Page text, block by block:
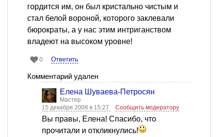
гордится им, он был кристально чистым и
стал белой вороной, которого заклевали
бюрократы, а у нас этим интриганством
владеют на высоком уровне!
0 Ответить
Комментарий удален
Елена Шуваева-Петросян
Мастер
15 декабря 2008 в 15:27
Сообщить модератору
Вы правы, Елена! Спасибо, что
прочитали и откликнулись!